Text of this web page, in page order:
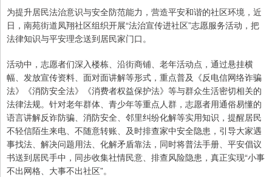
为提升居民法治意识与安全防范能力，营造平安和谐的社区环境，近
日，南苑街道凤翔社区组织开展“法治宣传进社区”志愿服务活动，把
法律知识与平安理念送到居民家门口。
活动中，志愿者们深入楼栋、沿街商铺、老年活动点，通过悬挂横
幅、发放宣传资料、面对面讲解等形式，重点普及《反电信网络诈骗
法》《消防安全法》《消费者权益保护法》等与群众生活密切相关的
法律法规。针对老年群体、青少年等重点人群，志愿者用通俗易懂的
语言讲解反诈防骗、消防安全、邻里纠纷化解等实用知识，提醒居民
不轻信陌生来电、不随意转账、及时排查家中安全隐患，引导大家遇
事找法、解决问题用法、化解矛盾靠法，同时将普法手册、平安倡议
书送到居民手中，同步收集社情民意、排查风险隐患，真正实现“小事
不出网格、大事不出社区”。